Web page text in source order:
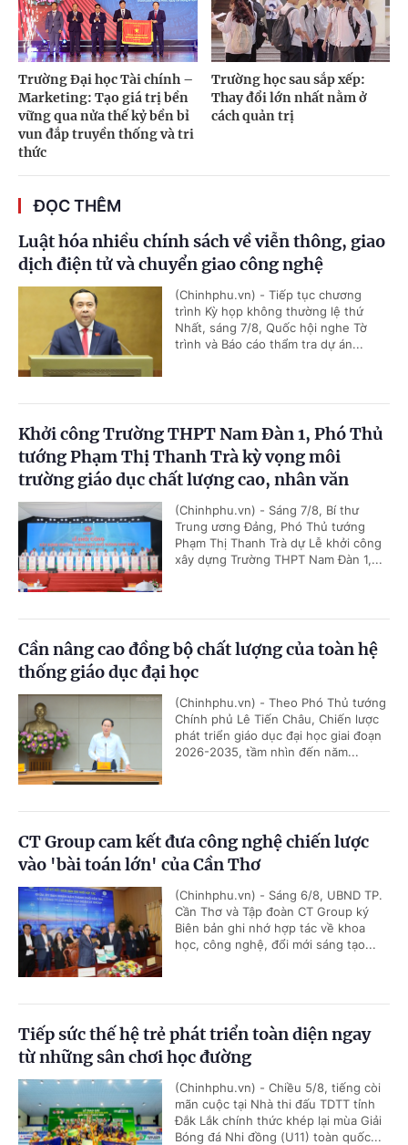
Trường Đại học Tài chính –
Marketing: Tạo giá trị bền
vững qua nửa thế kỷ bền bỉ
vun đắp truyền thống và tri
thức
Trường học sau sắp xếp:
Thay đổi lớn nhất nằm ở
cách quản trị
ĐỌC THÊM
Luật hóa nhiều chính sách về viễn thông, giao
dịch điện tử và chuyển giao công nghệ
(Chinhphu.vn) - Tiếp tục chương
trình Kỳ họp không thường lệ thứ
Nhất, sáng 7/8, Quốc hội nghe Tờ
trình và Báo cáo thẩm tra dự án...
Khởi công Trường THPT Nam Đàn 1, Phó Thủ
tướng Phạm Thị Thanh Trà kỳ vọng môi
trường giáo dục chất lượng cao, nhân văn
(Chinhphu.vn) - Sáng 7/8, Bí thư
Trung ương Đảng, Phó Thủ tướng
Phạm Thị Thanh Trà dự Lễ khởi công
xây dựng Trường THPT Nam Đàn 1,...
Cần nâng cao đồng bộ chất lượng của toàn hệ
thống giáo dục đại học
(Chinhphu.vn) - Theo Phó Thủ tướng
Chính phủ Lê Tiến Châu, Chiến lược
phát triển giáo dục đại học giai đoạn
2026-2035, tầm nhìn đến năm...
CT Group cam kết đưa công nghệ chiến lược
vào 'bài toán lớn' của Cần Thơ
(Chinhphu.vn) - Sáng 6/8, UBND TP.
Cần Thơ và Tập đoàn CT Group ký
Biên bản ghi nhớ hợp tác về khoa
học, công nghệ, đổi mới sáng tạo...
Tiếp sức thế hệ trẻ phát triển toàn diện ngay
từ những sân chơi học đường
(Chinhphu.vn) - Chiều 5/8, tiếng còi
mãn cuộc tại Nhà thi đấu TDTT tỉnh
Đắk Lắk chính thức khép lại mùa Giải
Bóng đá Nhi đồng (U11) toàn quốc...